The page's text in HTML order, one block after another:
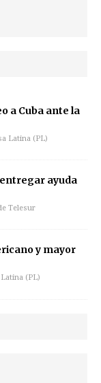
a Cuba ante la
Latina (PL)
ayuda
Telesur
y mayor
(PL)